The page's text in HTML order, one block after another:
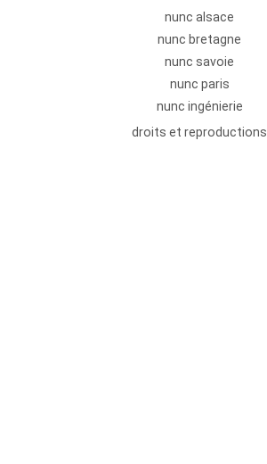
nunc alsace
nunc bretagne
nunc savoie
nunc paris
nunc ingénierie
droits et reproductions